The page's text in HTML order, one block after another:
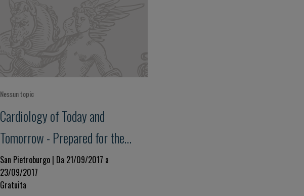
Nessun topic
Cardiology of Today and
Tomorrow - Prepared for the
Future
San Pietroburgo | Da 21/09/2017 a
23/09/2017
Gratuita